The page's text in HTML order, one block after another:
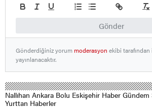
Gönder
Gönderdiğiniz yorummoderasyon ekibi
yayınlanacaktır.
Nallıhan Ankara Bolu Eskişehir Haber
Yurttan Haberler